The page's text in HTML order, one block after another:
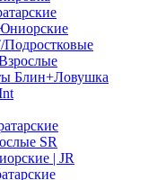
Блин+Ловушка
SR
| JR